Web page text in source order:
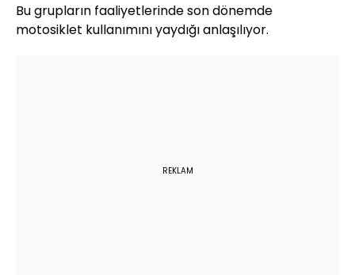
Bu grupların faaliyetlerinde son dönemde
motosiklet kullanımını yaydığı anlaşılıyor.
REKLAM